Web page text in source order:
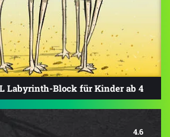
Labyrinth-Block für Kinder ab 4
4.6